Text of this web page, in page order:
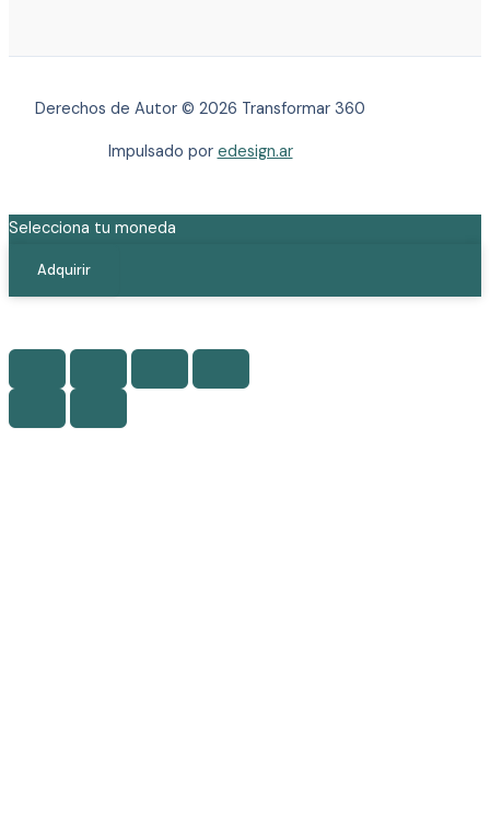
Derechos de Autor © 2026 Transformar 360
Impulsado por edesign.ar
Selecciona tu moneda
Adquirir